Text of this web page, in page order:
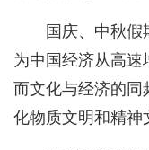
国庆、中秋
为中国经济从高速
而文化与经济的同
化物质文明和精神